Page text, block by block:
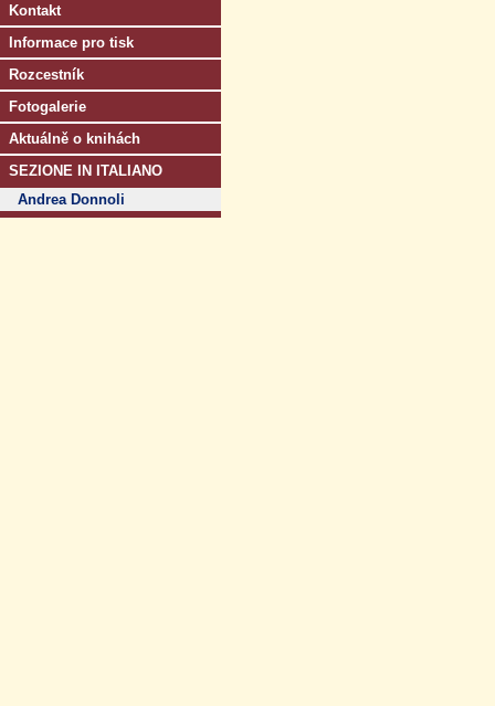
Kontakt
Informace pro tisk
Rozcestník
Fotogalerie
Aktuálně o knihách
SEZIONE IN ITALIANO
Andrea Donnoli